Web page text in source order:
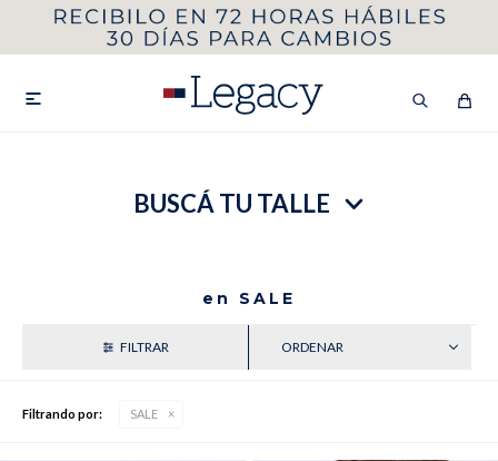

BUSCÁ TU TALLE
en SALE
Filtrando por: SALE
MI CUENTA